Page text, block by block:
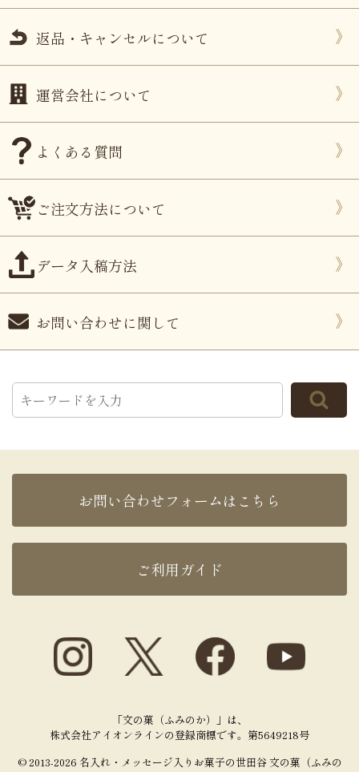
返品・キャンセルについて
運営会社について
よくある質問
ご注文方法について
データ入稿方法
お問い合わせに関して
お問い合わせフォームはこちら
ご利用ガイド
「文の菓（ふみのか）」は、
株式会社アイオンラインの登録商標です。第5649218号
© 2013-2026 名入れ・メッセージ入りお菓子の世田谷 文の菓（ふみの